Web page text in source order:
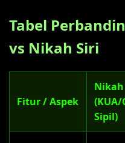
Tabel
vs Nikah Siri
Fitur / Aspek
Nikah
Sipil)